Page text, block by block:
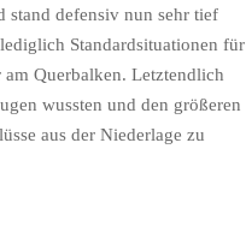
stand defensiv nun sehr tief
Standardsituationen für
Querbalken. Letztendlich
wussten und den größeren
aus der Niederlage zu